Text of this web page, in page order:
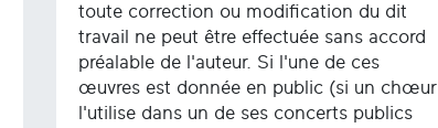
toute correction ou modification du dit
travail ne peut être effectuée sans accord
préalable de l'auteur. Si l'une de ces
œuvres est donnée en public (si un chœur
l'utilise dans un de ses concerts publics